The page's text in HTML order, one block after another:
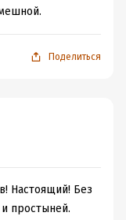
Поделиться
Настоящий! Без
простыней.